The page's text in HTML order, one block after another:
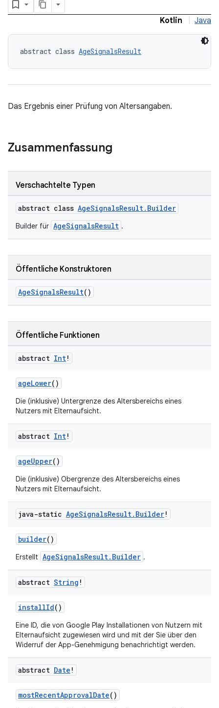
Kotlin Java
abstract class AgeSignalsResult
Das Ergebnis einer Prüfung von Altersangaben.
Zusammenfassung
Verschachtelte Typen
abstract class AgeSignalsResult.Builder
Builder für AgeSignalsResult .
Öffentliche Konstruktoren
AgeSignalsResult()
Öffentliche Funktionen
abstract Int!
ageLower()
Die (inklusive) Untergrenze des Altersbereichs eines
Nutzers mit Elternaufsicht.
abstract Int!
ageUpper()
Die (inklusive) Obergrenze des Altersbereichs eines
Nutzers mit Elternaufsicht.
java-static AgeSignalsResult. Builder!
builder()
Erstellt AgeSignalsResult.Builder .
abstract String !
installId()
Eine ID, die von Google Play Installationen von Nutzern mit
Elternaufsicht zugewiesen wird und mit der Sie über den
Widerruf der App-Genehmigung benachrichtigt werden.
abstract Date !
mostRecentApprovalDate()